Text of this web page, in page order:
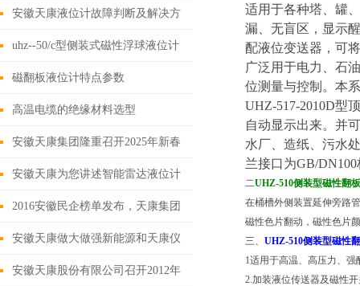
八大因素
安徽天康液位计故障判断及解决方
法
uhz--50/c型侧装式磁性浮球液位计
磁翻板液位计特点参数
高温电缆的绝缘材料选型
安徽天康集团隆重召开2025年新春
销售工作年会
安徽天康为您讲述智能雷达液位计
如何做好信号处理
2016安徽民企榜单发布，天康集团
再获排序20强殊荣
安徽天康做大做强新能源和天康仪
表电缆产业
安徽天康股份有限公司召开2012年
适用于各种塔、罐
漏、无盲区，显示
配液位变送器，可
广泛用于电力、石
位测量与控制。本
UHZ-517-2010D型
自动显示出来。并
水厂、造纸、污水
兰接口为GB/
二UHZ-510侧装型磁性翻
在桶槽外侧装置延伸旁路
磁性色片翻动，磁性色片
三、 UHZ-510侧装型磁性
1适用于高温、高压力、
2.加装液位传送器及磁性